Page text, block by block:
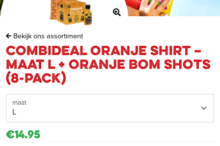
Bekijk ons assortiment
Combideal Oranje shirt –
Maat L + Oranje bom shots
(8-pack)
maat
€14.95